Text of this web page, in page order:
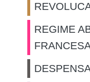
REGIME